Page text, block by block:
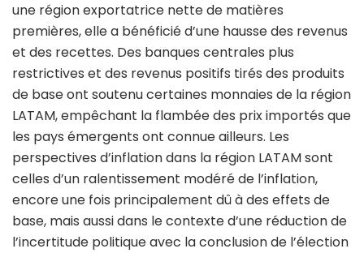
une région exportatrice nette de matières
premières, elle a bénéficié d’une hausse des revenus
et des recettes. Des banques centrales plus
restrictives et des revenus positifs tirés des produits
de base ont soutenu certaines monnaies de la région
LATAM, empêchant la flambée des prix importés que
les pays émergents ont connue ailleurs. Les
perspectives d’inflation dans la région LATAM sont
celles d’un ralentissement modéré de l’inflation,
encore une fois principalement dû à des effets de
base, mais aussi dans le contexte d’une réduction de
l’incertitude politique avec la conclusion de l’élection